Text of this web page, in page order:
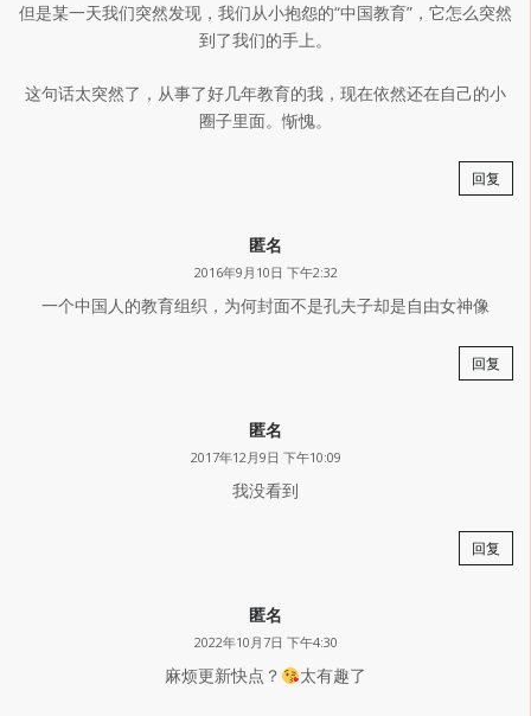
但是某一天我们突然发现，我们从小抱怨的“中国教育”，它怎么突然
到了我们的手上。
这句话太突然了，从事了好几年教育的我，现在依然还在自己的小
圈子里面。惭愧。
回复
匿名
2016年9月10日 下午2:32
一个中国人的教育组织，为何封面不是孔夫子却是自由女神像
回复
匿名
2017年12月9日 下午10:09
我没看到
回复
匿名
2022年10月7日 下午4:30
麻烦更新快点？ 太有趣了